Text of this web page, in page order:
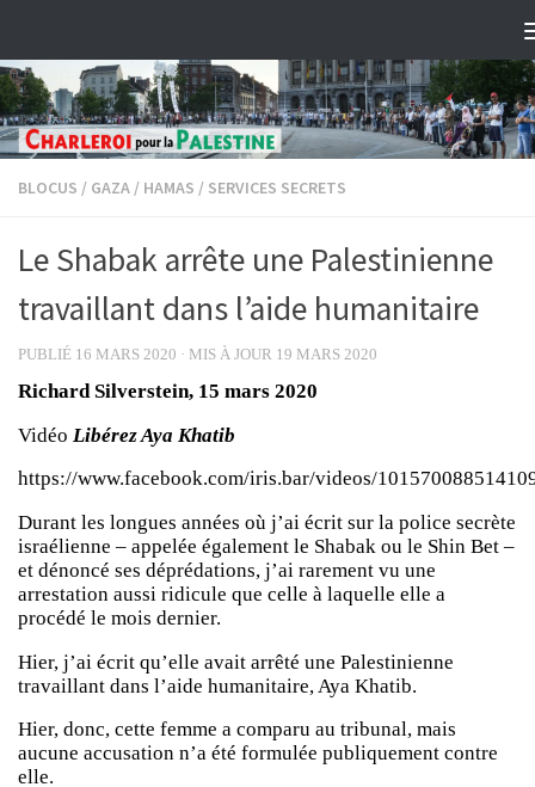
BLOCUS / GAZA / HAMAS / SERVICES SECRETS
Le Shabak arrête une Palestinienne
travaillant dans l’aide humanitaire
PUBLIÉ 16 MARS 2020 · MIS À JOUR 19 MARS 2020
Richard Silverstein, 15 mars 2020
Vidéo Libérez Aya Khatib
https://www.facebook.com/iris.bar/videos/
Durant les longues années où j’ai écrit sur la police secrète
israélienne – appelée également le Shabak ou le Shin Bet –
et dénoncé ses déprédations, j’ai rarement vu une
arrestation aussi ridicule que celle à laquelle elle a
procédé le mois dernier.
Hier, j’ai écrit qu’elle avait arrêté une Palestinienne
travaillant dans l’aide humanitaire, Aya Khatib.
Hier, donc, cette femme a comparu au tribunal, mais
aucune accusation n’a été formulée publiquement contre
elle.